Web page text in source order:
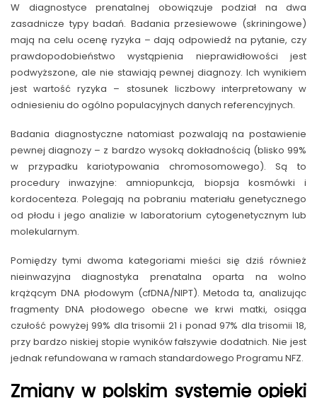
W diagnostyce prenatalnej obowiązuje podział na dwa
zasadnicze typy badań. Badania przesiewowe (skriningowe)
mają na celu ocenę ryzyka – dają odpowiedź na pytanie, czy
prawdopodobieństwo wystąpienia nieprawidłowości jest
podwyższone, ale nie stawiają pewnej diagnozy. Ich wynikiem
jest wartość ryzyka – stosunek liczbowy interpretowany w
odniesieniu do ogólno populacyjnych danych referencyjnych.
Badania diagnostyczne natomiast pozwalają na postawienie
pewnej diagnozy – z bardzo wysoką dokładnością (blisko 99%
w przypadku kariotypowania chromosomowego). Są to
procedury inwazyjne: amniopunkcja, biopsja kosmówki i
kordocenteza. Polegają na pobraniu materiału genetycznego
od płodu i jego analizie w laboratorium cytogenetycznym lub
molekularnym.
Pomiędzy tymi dwoma kategoriami mieści się dziś również
nieinwazyjna diagnostyka prenatalna oparta na wolno
krążącym DNA płodowym (cfDNA/NIPT). Metoda ta, analizując
fragmenty DNA płodowego obecne we krwi matki, osiąga
czułość powyżej 99% dla trisomii 21 i ponad 97% dla trisomii 18,
przy bardzo niskiej stopie wyników fałszywie dodatnich. Nie jest
jednak refundowana w ramach standardowego Programu NFZ.
Zmiany w polskim systemie opieki